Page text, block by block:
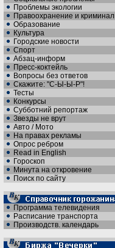
Проблемы экологии
Правоохранение и криминал
Образование
Культура
Городские новости
Спорт
Абзац-информ
Пресс-коктейль
Вопросы без ответов
Скажите: "С-Ы-Ы-Р"!
Тесты
Конкурсы
Субботний репортаж
Звезды не врут
Авто / Мото
На правах рекламы
Опрос ребром
Read in English
Гороскоп
Минута на откровение
Поиск по сайту
Программа телевидения
Расписание транспорта
Производств. календарь